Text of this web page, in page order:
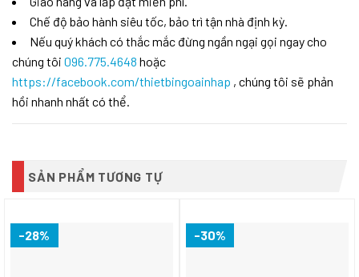
Chế độ bảo hành siêu tốc, bảo trì tận nhà định kỳ.
Nếu quý khách có thắc mắc đừng ngần ngại gọi ngay cho
chúng tôi 096.775.4648 hoặc
https://facebook.com/thietbingoainhap , chúng tôi sẽ phản
hồi nhanh nhất có thể.
SẢN PHẨM TƯƠNG TỰ
-28% -30%